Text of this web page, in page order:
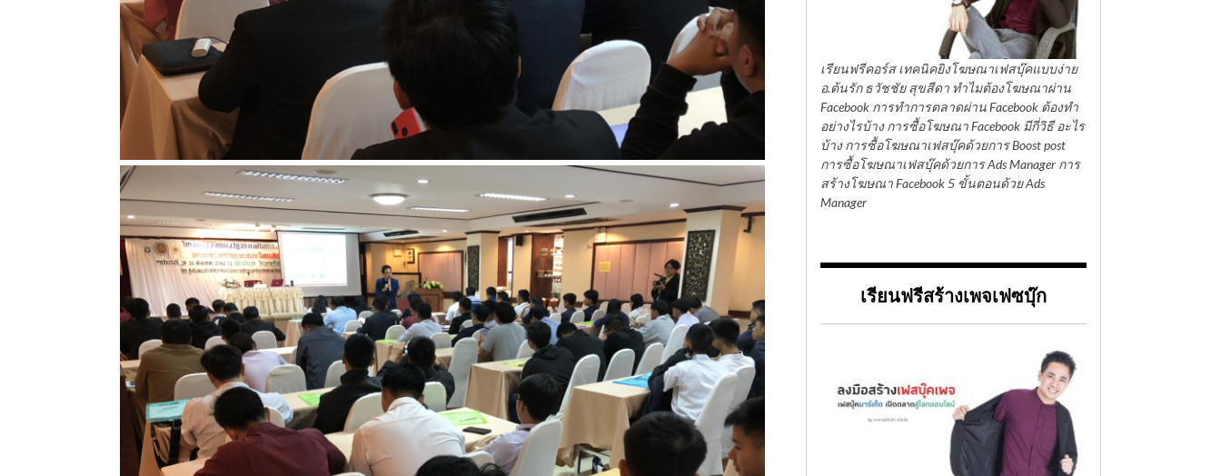
เรียนฟรีคอร์ส เทคนิคยิงโฆษณาเฟสบุ๊คแบบง่าย
อ.ต้นรัก ธวัชชัย สุขสีดา ทำไมต้องโฆษณาผ่าน
Facebook การทำการตลาดผ่าน Facebook ต้องทำ
อย่างไรบ้าง การซื้อโฆษณา Facebook มีกี่วิธี อะไร
บ้าง การซื้อโฆษณาเฟสบุ๊คด้วยการ Boost post
การซื้อโฆษณาเฟสบุ๊คด้วยการ Ads Manager การ
สร้างโฆษณา Facebook 5 ขั้นตอนด้วย Ads
Manager
เรียนฟรีสร้างเพจเฟซบุ๊ก